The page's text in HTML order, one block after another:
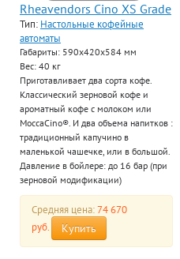
Rheavendors Cino XS Grade
Тип: Настольные кофейные
автоматы
Габариты: 590х420х584 мм
Вес: 40 кг
Приготавливает два сорта кофе.
Классический зерновой кофе и
ароматный кофе с молоком или
MoccaCino®. И два объема напитков :
традиционный капучино в
маленькой чашечке, или в большой.
Давление в бойлере: до 16 бар (при
зерновой модификации)
Средняя цена:74 670
руб.
Купить